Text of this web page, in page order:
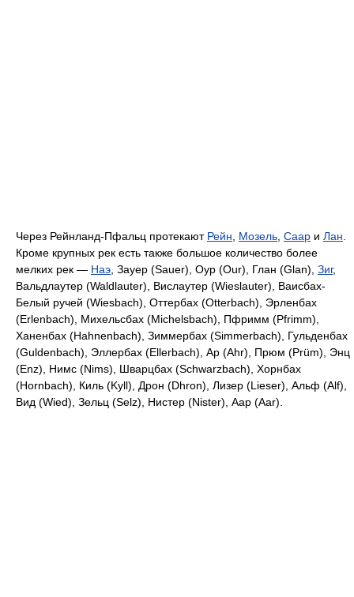
Через Рейнланд-Пфальц протекают Рейн Мозель Саар и Лан
Кроме крупных рек есть также большое количество более
мелких рек — Наэ , Зауер (Sauer), Оур (Our), Глан (Glan), Зиг,
Вальдлаутер (Waldlauter), Вислаутер (Wieslauter), Ваисбах-
Белый ручей (Wiesbach), Оттербах (Otterbach), Эрленбах
(Erlenbach), Михельсбах (Michelsbach), Пфримм (Pfrimm),
Ханенбах (Hahnenbach), Зиммербах (Simmerbach), Гульденбах
(Guldenbach), Эллербах (Ellerbach), Ар (Ahr), Прюм (Prüm), Энц
(Enz), Нимс (Nims), Шварцбах (Schwarzbach), Хорнбах
(Hornbach), Киль (Kyll), Дрон (Dhron), Лизер (Lieser), Альф (Alf),
Вид (Wied), Зельц (Selz), Нистер (Nister), Аар (Aar).